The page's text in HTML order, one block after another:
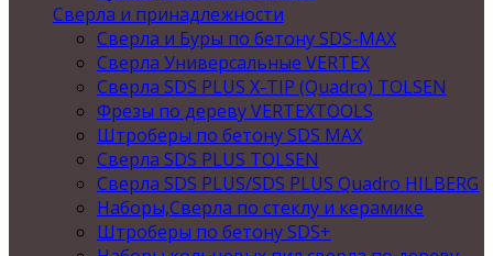
Сверла и принадлежности
Сверла и Буры по бетону SDS-MAX
Сверла Универсальные VERTEX
Сверла SDS PLUS X-TIP (Quadro) TOLSEN
Фрезы по дереву VERTEXTOOLS
Штроберы по бетону SDS MAX
Сверла SDS PLUS TOLSEN
Сверла SDS PLUS/SDS PLUS Quadro HILBERG
Наборы,Сверла по стеклу и керамике
Штроберы по бетону SDS+